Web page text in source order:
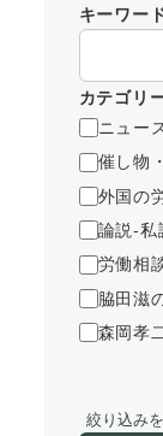
キーワー
カテゴリ
ニュー
催し物
外国の
論説-私
労働相
脇田滋
森岡孝
絞り込み